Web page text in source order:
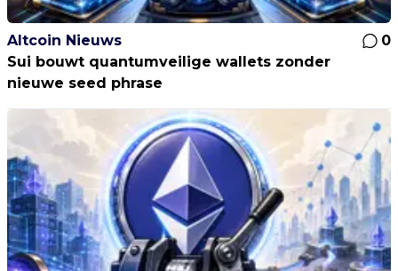
Altcoin Nieuws
0
Sui bouwt quantumveilige wallets zonder
nieuwe seed phrase